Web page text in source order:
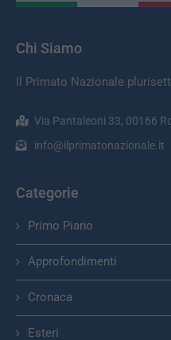
Chi Siamo
Il Primato Nazionale
Via Pantaleoni 33, 00166
info@ilprimatonazionale.it
Categorie
Primo Piano
Approfondimenti
Cronaca
Esteri